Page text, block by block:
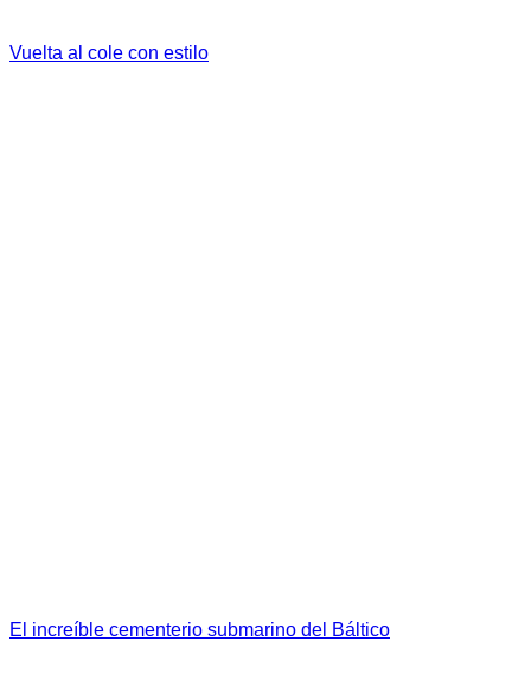
Vuelta al cole con estilo
El increíble cementerio submarino del Báltico